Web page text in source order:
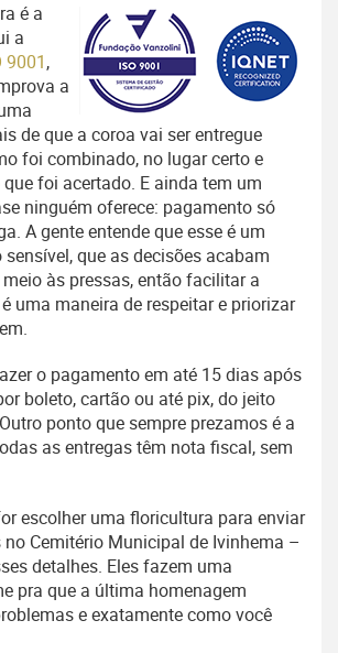
é a
a
9001,
a
de que a coroa vai ser entregue
foi combinado, no lugar certo e
foi acertado. E ainda tem um
ninguém oferece: pagamento só
A gente entende que esse é um
que as decisões acabam
às pressas, então facilitar a
uma maneira de respeitar e priorizar
o pagamento em até 15 dias após
boleto, cartão ou até pix, do jeito
ponto que sempre prezamos é a
as entregas têm nota fiscal, sem
escolher uma floricultura para enviar
Cemitério Municipal de Ivinhema –
detalhes. Eles fazem uma
pra que a última homenagem
e exatamente como você